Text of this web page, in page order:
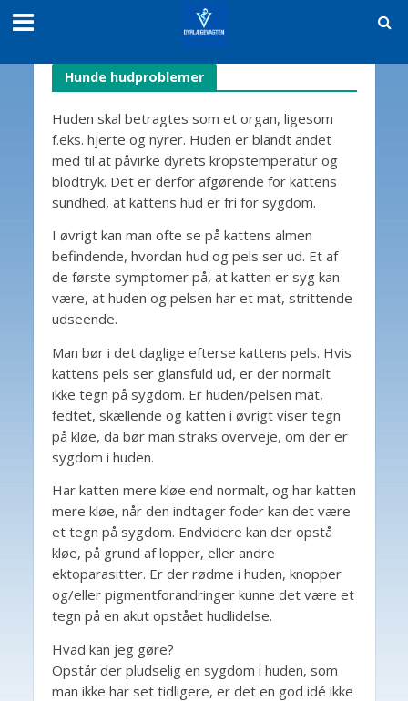
Hunde hudproblemer
Huden skal betragtes som et organ, ligesom
f.eks. hjerte og nyrer. Huden er blandt andet
med til at påvirke dyrets kropstemperatur og
blodtryk. Det er derfor afgørende for kattens
sundhed, at kattens hud er fri for sygdom.
I øvrigt kan man ofte se på kattens almen
befindende, hvordan hud og pels ser ud. Et af
de første symptomer på, at katten er syg kan
være, at huden og pelsen har et mat, strittende
udseende.
Man bør i det daglige efterse kattens pels. Hvis
kattens pels ser glansfuld ud, er der normalt
ikke tegn på sygdom. Er huden/pelsen mat,
fedtet, skællende og katten i øvrigt viser tegn
på kløe, da bør man straks overveje, om der er
sygdom i huden.
Har katten mere kløe end normalt, og har katten
mere kløe, når den indtager foder kan det være
et tegn på sygdom. Endvidere kan der opstå
kløe, på grund af lopper, eller andre
ektoparasitter. Er der rødme i huden, knopper
og/eller pigmentforandringer kunne det være et
tegn på en akut opstået hudlidelse.
Hvad kan jeg gøre?
Opstår der pludselig en sygdom i huden, som
man ikke har set tidligere, er det en god idé ikke